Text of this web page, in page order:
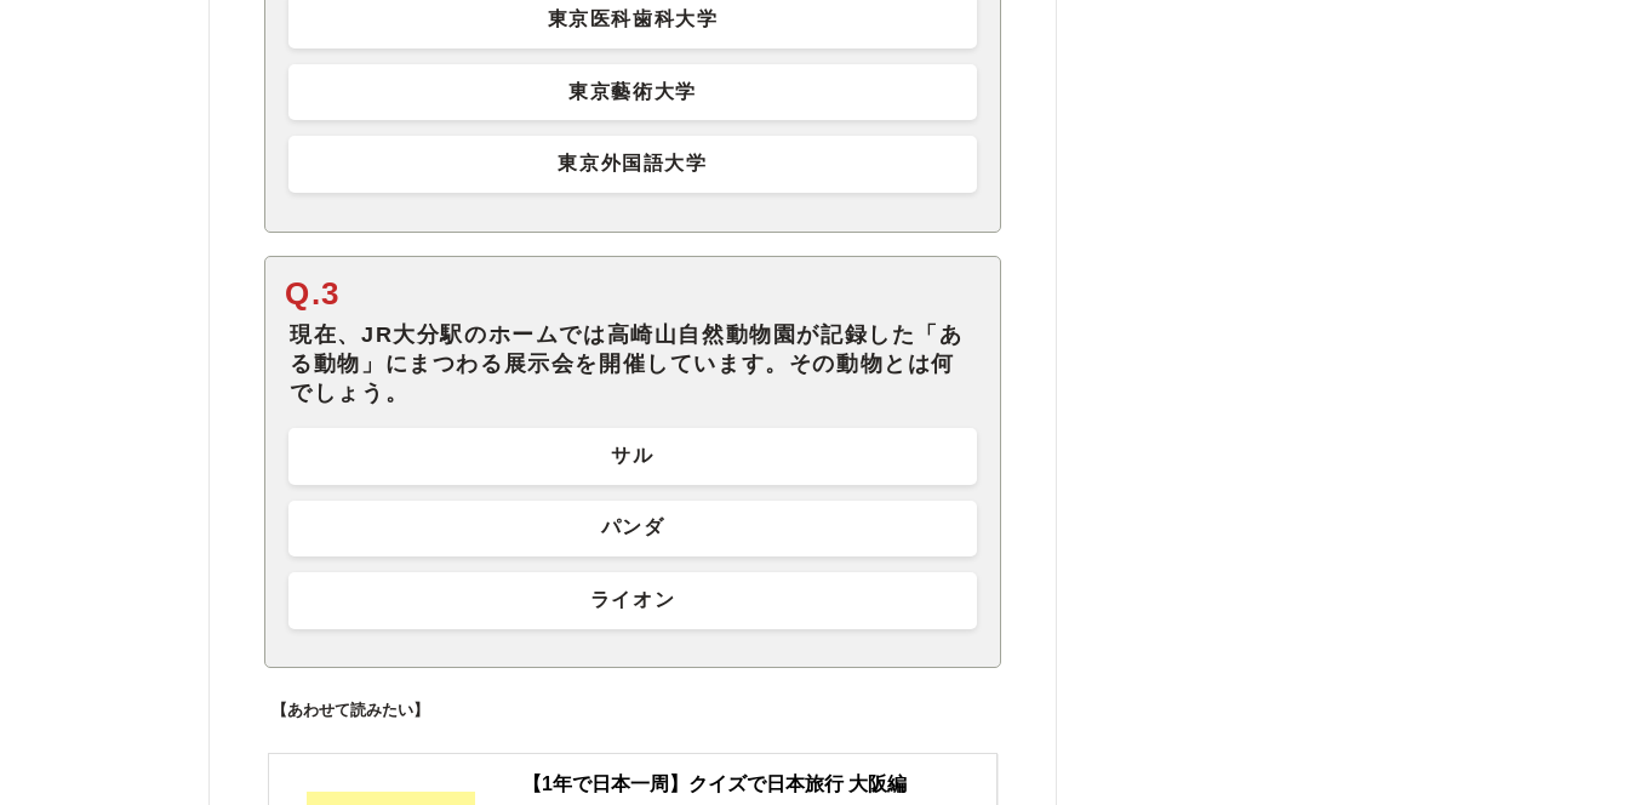
東京医科歯科大学
東京藝術大学
東京外国語大学
Q.3
現在、JR大分駅のホームでは高崎山自然動物園が記録した「あ
る動物」にまつわる展示会を開催しています。その動物とは何
でしょう。
サル
パンダ
ライオン
【あわせて読みたい】
【1年で日本一周】クイズで日本旅行 大阪編